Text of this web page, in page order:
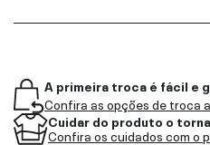
A primeira troca é fácil e
Confira as opções de troca
Cuidar do produto o
Confira os cuidados com o